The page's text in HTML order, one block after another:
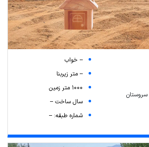
سروستان
-- خواب
-- متر زیربنا
1000 متر زمین
سال ساخت --
شماره طبقه: --